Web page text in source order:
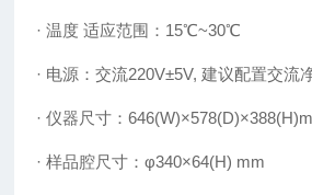
· 温度 适应范围：15℃~30℃
· 电源：交流220V±5V, 建议配置交流
· 仪器尺寸：
· 样品腔尺寸：φ340×64(H) mm